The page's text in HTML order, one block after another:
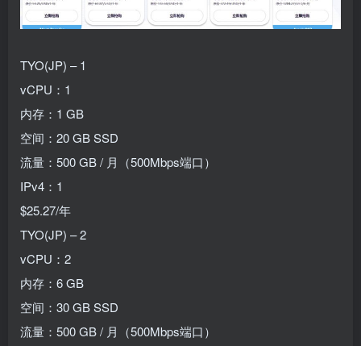
TYO(JP) – 1
vCPU：1
内存：1 GB
空间：20 GB SSD
流量：500 GB / 月（500Mbps端口）
IPv4：1
$25.27/年
TYO(JP) – 2
vCPU：2
内存：6 GB
空间：30 GB SSD
流量：500 GB / 月（500Mbps端口）